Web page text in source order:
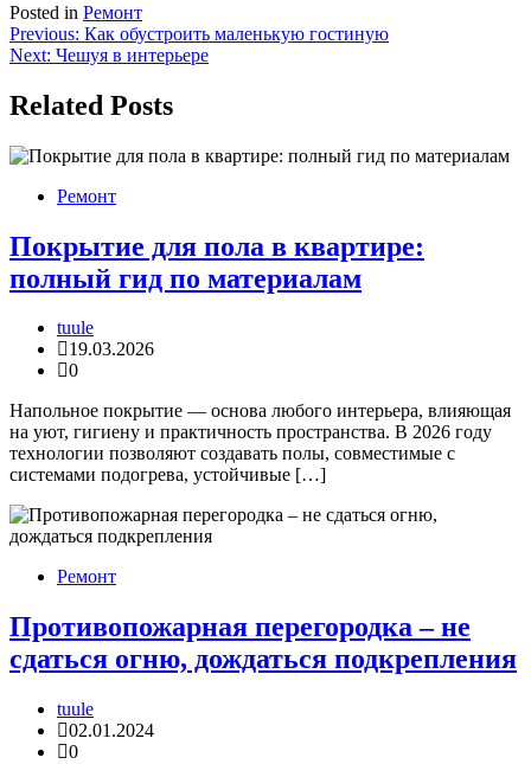
Posted in Ремонт
Навигация
по
записям
Previous: Как обустроить маленькую гостиную
Next: Чешуя в интерьере
Related Posts
Ремонт
Покрытие для пола в квартире:
полный гид по материалам
tuule
19.03.2026
0
Напольное покрытие — основа любого интерьера, влияющая
на уют, гигиену и практичность пространства. В 2026 году
технологии позволяют создавать полы, совместимые с
системами подогрева, устойчивые […]
Ремонт
Противопожарная перегородка – не
сдаться огню, дождаться подкрепления
tuule
02.01.2024
0